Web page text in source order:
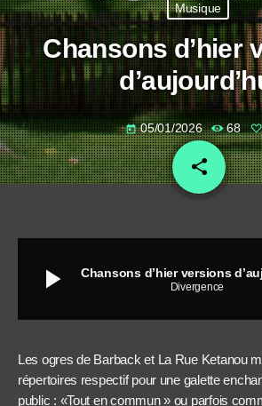
Musique
Chansons d’hier
today 05/01/2026 68
share
email
play_arrow Chansons d’hier versions
Divergence
Les ogres de Barback et La Rue Ketanou
répertoires respectif pour une galette
public : «Tout en commun » ou parfois